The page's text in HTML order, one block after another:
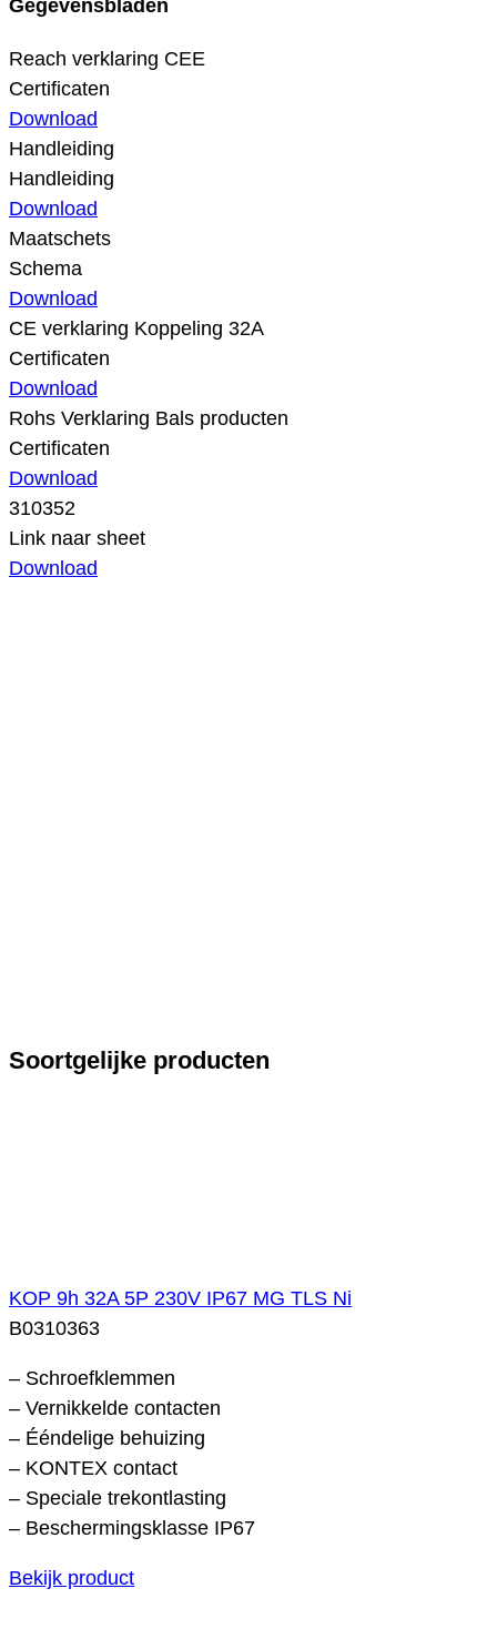
Gegevensbladen
Reach verklaring CEE
Certificaten
Download
Handleiding
Handleiding
Download
Maatschets
Schema
Download
CE verklaring Koppeling 32A
Certificaten
Download
Rohs Verklaring Bals producten
Certificaten
Download
310352
Link naar sheet
Download
Soortgelijke producten
KOP 9h 32A 5P 230V IP67 MG TLS Ni
B0310363
– Schroefklemmen
– Vernikkelde contacten
– Ééndelige behuizing
– KONTEX contact
– Speciale trekontlasting
– Beschermingsklasse IP67
Bekijk product